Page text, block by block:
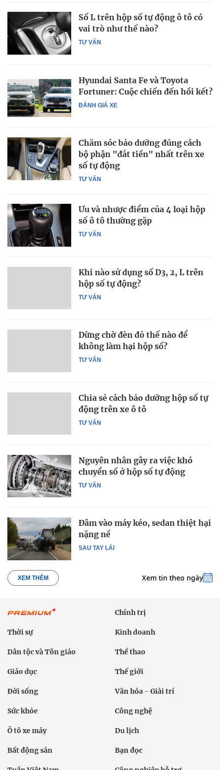
TƯ VẤN
Số L trên hộp số tự động ô tô có
vai trò như thế nào?
ĐÁNH GIÁ XE
Hyundai Santa Fe và Toyota
Fortuner: Cuộc chiến đến hồi kết?
TƯ VẤN
Chăm sóc bảo dưỡng đúng cách
bộ phận "đắt tiền" nhất trên xe
số tự động
TƯ VẤN
Ưu và nhược điểm của 4 loại hộp
số ô tô thường gặp
TƯ VẤN
Khi nào sử dụng số D3, 2, L trên
hộp số tự động?
TƯ VẤN
Dừng chờ đèn đỏ thế nào để
không làm hại hộp số?
TƯ VẤN
Chia sẻ cách bảo dưỡng hộp số tự
động trên xe ô tô
TƯ VẤN
Nguyên nhân gây ra việc khó
chuyển số ở hộp số tự động
SAU TAY LÁI
Đâm vào máy kéo, sedan thiệt hại
nặng nề
XEM THÊM Xem tin theo ngày
Chính trị
Thời sự Kinh doanh
Dân tộc và Tôn giáo Thể thao
Giáo dục Thế giới
Đời sống Văn hóa - Giải trí
Sức khỏe Công nghệ
Ô tô xe máy Du lịch
Bất động sản Bạn đọc